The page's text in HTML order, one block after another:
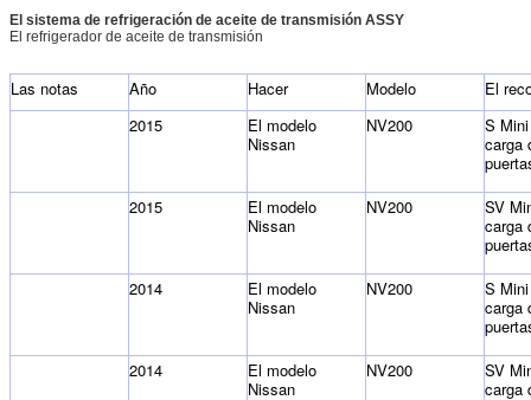
El sistema de refrigeración de aceite de transmisión ASSY
El refrigerador de aceite de transmisión
Las notas Año Hacer Modelo
El
2015
El modelo
Nissan
NV200
S
carga
2015
El modelo
Nissan
NV200
SV
carga
2014
El modelo
Nissan
NV200
S
carga
2014
El modelo
Nissan
NV200
SV
carga